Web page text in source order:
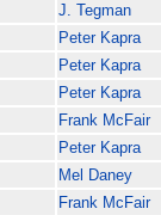
J. Tegman
Peter Kapra
Peter Kapra
Peter Kapra
Frank McFair
Peter Kapra
Mel Daney
Frank McFair